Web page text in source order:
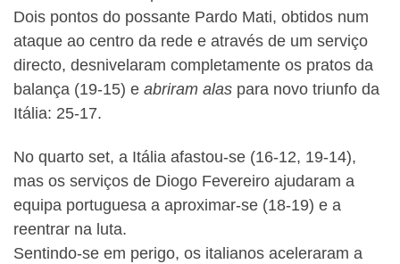
Dois pontos do possante Pardo Mati, obtidos num
ataque ao centro da rede e através de um serviço
directo, desnivelaram completamente os pratos da
balança (19-15) e abriram alas para novo triunfo da
Itália: 25-17.
No quarto set, a Itália afastou-se (16-12, 19-14),
mas os serviços de Diogo Fevereiro ajudaram a
equipa portuguesa a aproximar-se (18-19) e a
reentrar na luta.
Sentindo-se em perigo, os italianos aceleraram a